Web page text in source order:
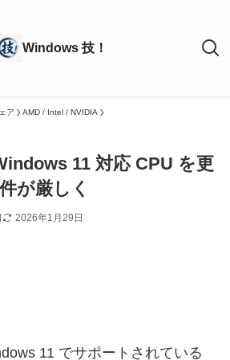
ア AMD / Intel / NVIDIA
11 対応 CPU を更
が厳しく
2026年1月29日
11 でサポートされている